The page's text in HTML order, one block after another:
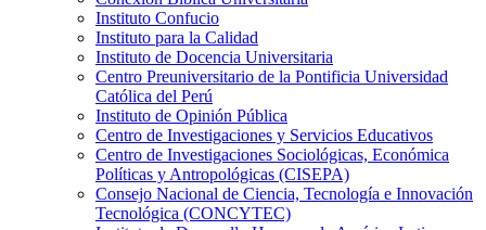
Instituto Confucio
Instituto para la Calidad
Instituto de Docencia Universitaria
Centro Preuniversitario de la Pontificia Universidad
Católica del Perú
Instituto de Opinión Pública
Centro de Investigaciones y Servicios Educativos
Centro de Investigaciones Sociológicas, Económica
Políticas y Antropológicas (CISEPA)
Consejo Nacional de Ciencia, Tecnología e Innovación
Tecnológica (CONCYTEC)